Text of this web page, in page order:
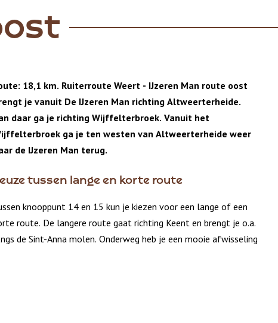
18,1 km. Ruiterroute Weert - IJzeren Man route oost
je vanuit De IJzeren Man richting Altweerterheide.
daar ga je richting Wijffelterbroek. Vanuit het
ga je ten westen van Altweerterheide weer
de IJzeren Man terug.
tussen lange en korte route
knooppunt 14 en 15 kun je kiezen voor een lange of een
route. De langere route gaat richting Keent en brengt je o.a.
de Sint-Anna molen. Onderweg heb je een mooie afwisseling